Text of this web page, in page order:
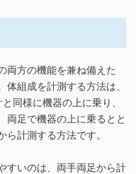
両方の機能を兼ね備えた
体組成を計測する方法は、
同様に機器の上に乗り、
両足で機器の上に乗るとと
計測する方法です。
すいのは、両手両足から計